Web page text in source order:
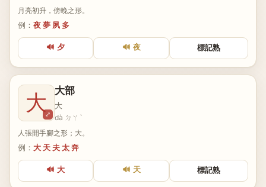
月亮初升，傍晚之形。
例： 夜 夢 夙 多
🔊 夕 🔊 夜 標記熟
大⤢
大部
大
dà ㄉㄚˋ
人張開手腳之形；大。
例： 大 天 夫 太 奔
🔊 大 🔊 天 標記熟